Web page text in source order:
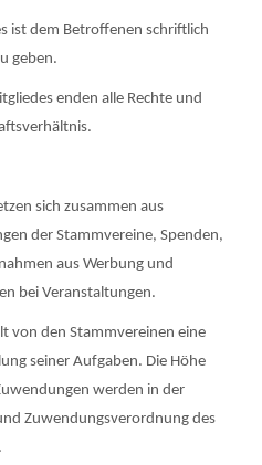
ist dem Betroffenen schriftlich
geben.
enden alle Rechte und
sich zusammen aus
der Stammvereine, Spenden,
aus Werbung und
bei Veranstaltungen.
von den Stammvereinen eine
seiner Aufgaben. Die Höhe
werden in der
Zuwendungsverordnung des